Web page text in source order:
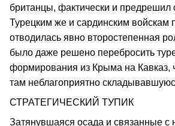
британцы, фактически и предрешил
Турецким же и сардинским войскам
отводилась явно второстепенная
было даже решено перебросить
формирования из Крыма на Кавказ,
там неблагоприятно
СТРАТЕГИЧЕСКИЙ ТУПИК
Затянувшаяся осада и связанные с